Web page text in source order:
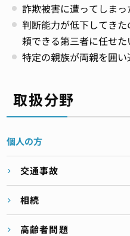
詐欺被害に遭ってしまっ
判断能力が低下してき
頼できる第三者に任せた
特定の親族が両親を囲い
取扱分野
個人の方
交通事故
相続
高齢者問題